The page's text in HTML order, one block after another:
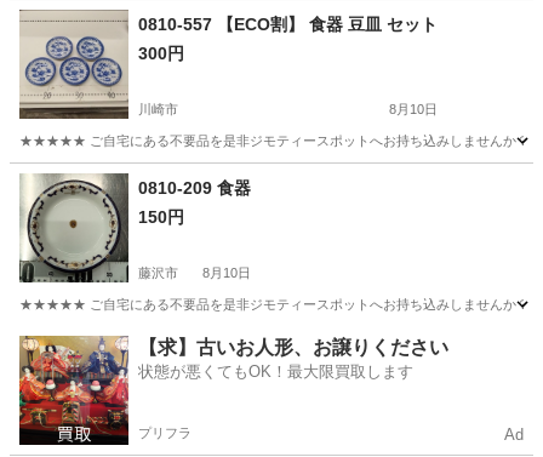
神奈川 横浜市 その他 カードケース
0810-557 【ECO割】 食器 豆皿 セット
300円
川崎市 8月10日
★★★★★ ご自宅にある不要品を是非ジモティースポットへお持ち込みしませんか？
神奈川 川崎市 豆皿
0810-209 食器
150円
藤沢市 8月10日
★★★★★ ご自宅にある不要品を是非ジモティースポットへお持ち込みしませんか？
神奈川 藤沢市 食器 現地
【求】古いお人形、お譲りください
状態が悪くてもOK！最大限買取します
プリフラ Ad